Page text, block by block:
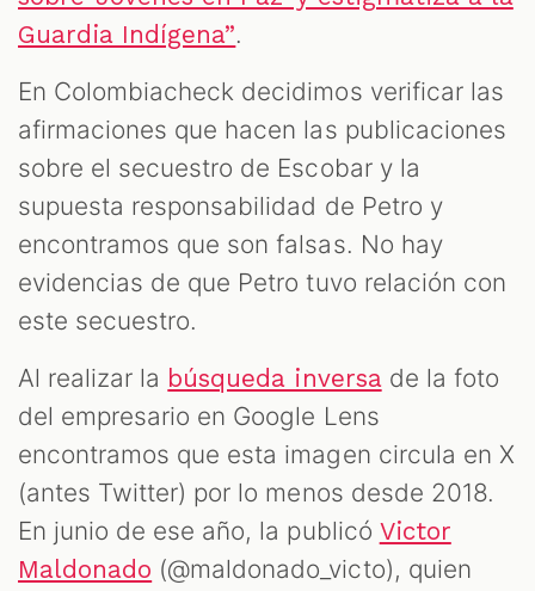
Guardia Indígena”.
En Colombiacheck decidimos verificar las
afirmaciones que hacen las publicaciones
sobre el secuestro de Escobar y la
supuesta responsabilidad de Petro y
encontramos que son falsas. No hay
evidencias de que Petro tuvo relación con
este secuestro.
Al realizar la búsqueda inversade la foto
del empresario en Google Lens
encontramos que esta imagen circula en X
(antes Twitter) por lo menos desde 2018.
En junio de ese año, la publicó Victor
Maldonado (@maldonado_victo), quien